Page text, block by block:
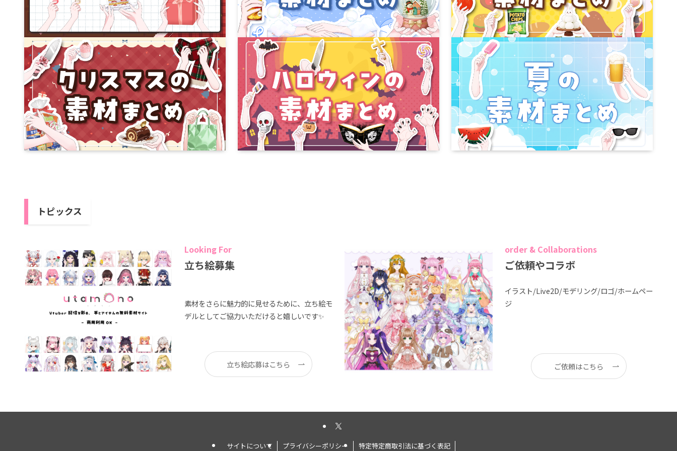
トピックス
Looking For
立ち絵募集
素材をさらに魅力的に見せるために、立ち絵モ
デルとしてご協力いただけると嬉しいです✨
立ち絵応募はこちら
order & Collaborations
ご依頼やコラボ
イラスト/Live2D/モデリング/ロゴ/ホームペー
ジ
ご依頼はこちら
サイトについて プライバシーポリシー 特定特定商取引法に基づく表記